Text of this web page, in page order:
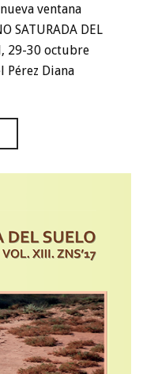
ventana
SATURADA DEL
29-30 octubre
Pérez Diana